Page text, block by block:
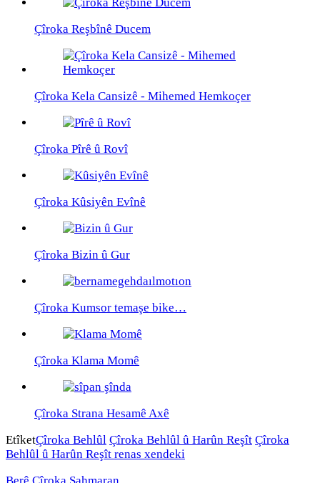
Çîroka Reşbînê Ducem
Çîroka Kela Cansizê - Mihemed Hemkoçer
Çîroka Pîrê û Rovî
Çîroka Kûsiyên Evînê
Çîroka Bizin û Gur
Çîroka Kumsor temaşe bike…
Çîroka Klama Momê
Çîroka Strana Hesamê Axê
EtîketÇîroka Behlûl Çîroka Behlûl û Harûn Reşît Çîroka
Behlûl û Harûn Reşît renas xendeki